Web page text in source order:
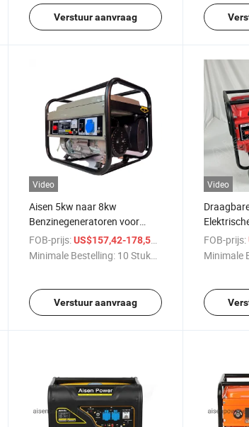
Verstuur aanvraag
Video
Aisen 5kw naar 8kw
Benzinegeneratoren voor
Betrouwbare Energie Supply2.
FOB-prijs: US$157,42-178,53
Minimale Bestelling: 10 Stukken
Verstuur aanvraag
Video
9kw
Gas/
FOB-prijs:
Minimale